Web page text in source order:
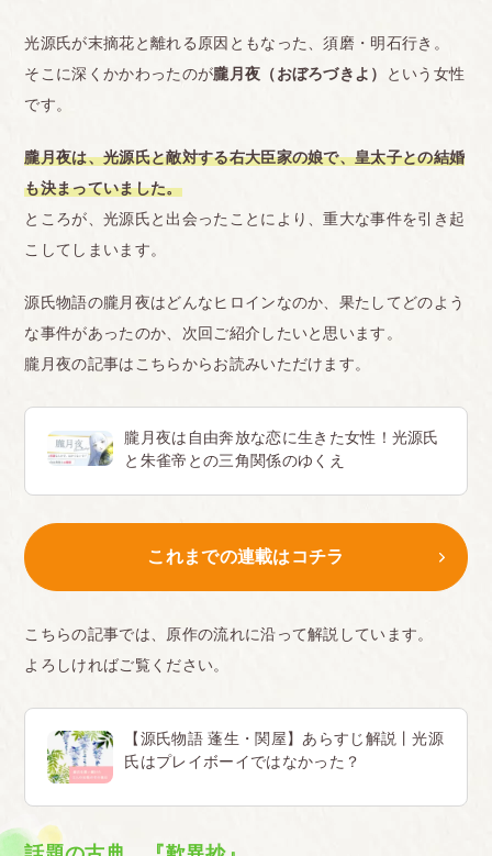
光源氏が末摘花と離れる原因ともなった、須磨・明石行き。
そこに深くかかわったのが朧月夜（おぼろづきよ）
という女性
です。
朧月夜は、光源氏と敵対する右大臣家の娘で、皇太子との結婚
も決まっていました。
ところが、光源氏と出会ったことにより、重大な事件を引き起
こしてしまいます。
源氏物語の朧月夜はどんなヒロインなのか、果たしてどのよう
な事件があったのか、次回ご紹介したいと思います。
朧月夜の記事はこちらからお読みいただけます。
朧月夜は自由奔放な恋に生きた女性！光源氏
と朱雀帝との三角関係のゆくえ
これまでの連載はコチラ
こちらの記事では、原作の流れに沿って解説しています。
よろしければご覧ください。
【源氏物語 蓬生・関屋】あらすじ解説丨光源
氏はプレイボーイではなかった？